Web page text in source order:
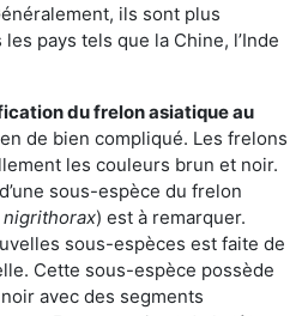
ils sont plus
pays tels que la Chine, l’Inde
du frelon asiatiqueau
de bien compliqué. Les frelons
les couleurs brun et noir.
sous-espèce du frelon
nigrithorax) est à remarquer.
sous-espèces est faite de
Cette sous-espèce possède
avec des segments